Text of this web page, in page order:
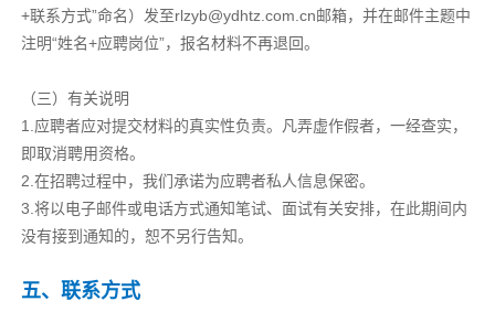
+联系方式”命名）发至rlzyb@ydhtz.com.cn邮箱，并在邮件主题中
注明“姓名+应聘岗位”，报名材料不再退回。
（三）有关说明
1.应聘者应对提交材料的真实性负责。凡弄虚作假者，一经查实，
即取消聘用资格。
2.在招聘过程中，我们承诺为应聘者私人信息保密。
3.将以电子邮件或电话方式通知笔试、面试有关安排，在此期间内
没有接到通知的，恕不另行告知。
五、联系方式